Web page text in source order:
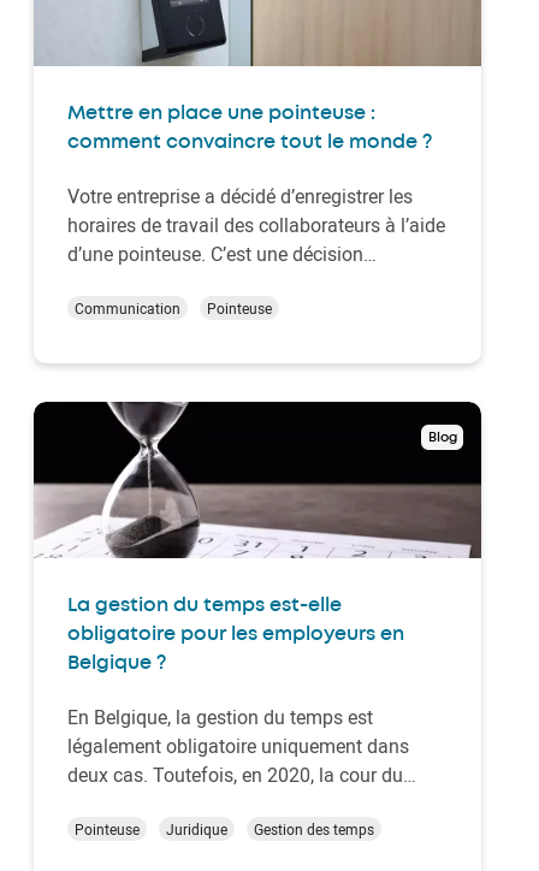
Mettre en place une pointeuse :
comment convaincre tout le monde ?
Votre entreprise a décidé d’enregistrer les
horaires de travail des collaborateurs à l’aide
d’une pointeuse. C’est une décision
obtenez une vue en temps réel des
facilement les projets, et vous automatisez
en partie la…
Communication Pointeuse
Blog
La gestion du temps est-elle
obligatoire pour les employeurs en
Belgique ?
En Belgique, la gestion du temps est
légalement obligatoire uniquement dans
deux cas. Toutefois, en 2020, la cour du
employeurs doivent installer des outils de
Pointeuse Juridique Gestion des temps